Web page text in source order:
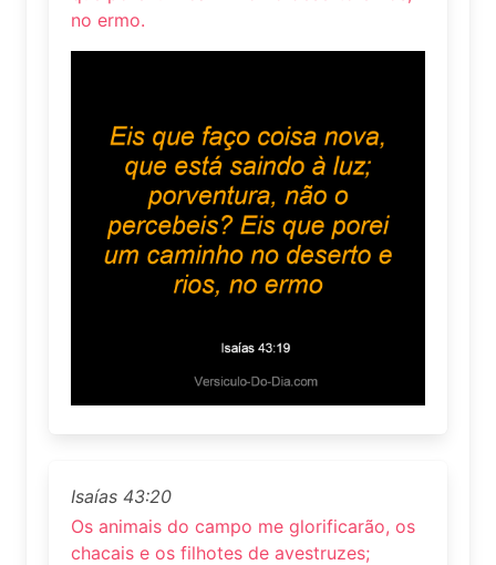
no ermo.
Isaías 43:20
Os animais do campo me glorificarão, os
chacais e os filhotes de avestruzes;